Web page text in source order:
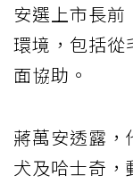
安選上市長
環境，包括從
面協助。
蔣萬安透露，
犬及哈士奇